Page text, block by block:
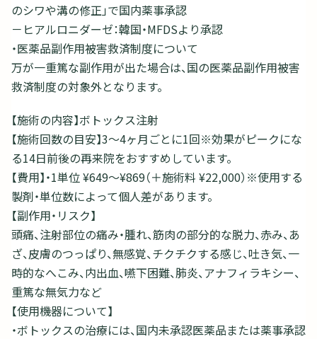
のシワや溝の修正」で国内薬事承認
－ヒアルロニダーゼ：韓国・MFDSより承認
・医薬品副作用被害救済制度について
万が一重篤な副作用が出た場合は、国の医薬品副作用被害
救済制度の対象外となります。
【施術の内容】ボトックス注射
【施術回数の目安】3～4ヶ月ごとに1回※効果がピークにな
る14日前後の再来院をおすすめしています。
【費用】・1単位 ¥649～¥869（＋施術料 ¥22,000）※使用する
製剤・単位数によって個人差があります。
【副作用・リスク】
頭痛、注射部位の痛み・腫れ、筋肉の部分的な脱力、赤み、あ
ざ、皮膚のつっぱり、無感覚、チクチクする感じ、吐き気、一
時的なへこみ、内出血、嚥下困難、肺炎、アナフィラキシー、
重篤な無気力など
【使用機器について】
・ボトックスの治療には、国内未承認医薬品または薬事承認